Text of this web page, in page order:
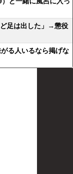
ど足は出した」→懲役
る人いるなら掲げな